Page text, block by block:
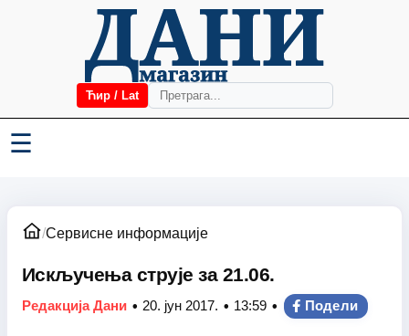
Ћир / Lat
☰
/Сервисне информације
Искључења струје за 21.06.
Редакција Дани • 20. јун 2017. • 13:59 • Подели